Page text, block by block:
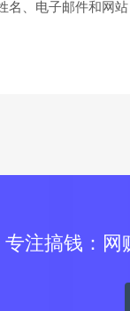
名、电子邮件和网站
专注搞钱：网